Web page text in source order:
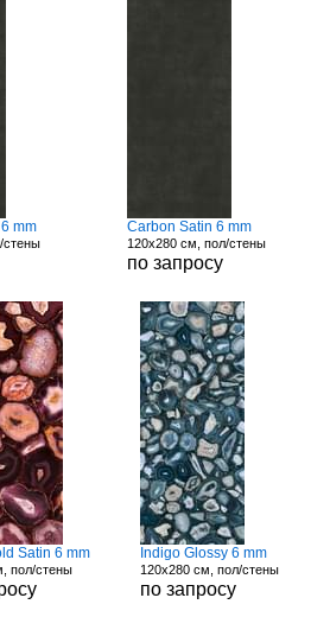
mm
стены
Carbon Satin 6 mm
120x280 см, пол/стены
по запросу
Satin 6 mm
пол/стены
Indigo Glossy 6 mm
120x280 см, пол/стены
по запросу